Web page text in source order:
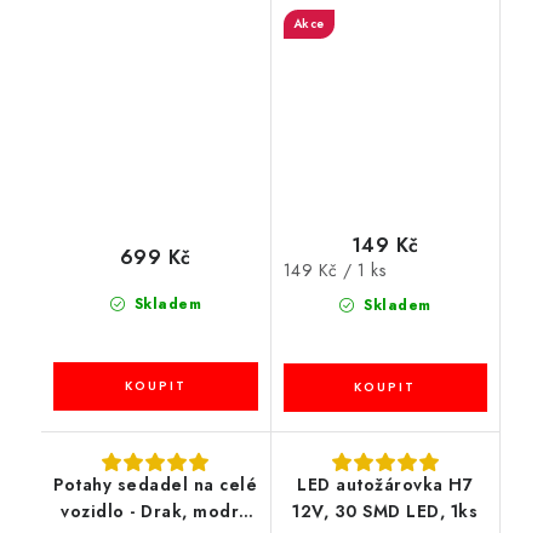
Skladem
699 Kč
Akce
Skladem
149 Kč
Měrná
149 Kč / 1 ks
Potahy sedadel na celé
vozidlo - Drak, modré
LED autožárovka H7
12V, 30 SMD LED, 1ks